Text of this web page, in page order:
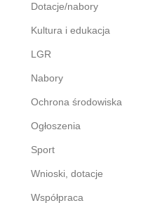
Dotacje/nabory
Kultura i edukacja
LGR
Nabory
Ochrona środowiska
Ogłoszenia
Sport
Wnioski, dotacje
Współpraca